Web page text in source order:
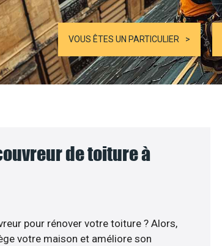
VOUS ÊTES UN PARTICULIER
de toiture à
pour rénover votre toiture ? Alors,
votre maison et améliore son